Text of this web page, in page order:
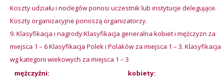
Koszty udziału i noclegów ponosi uczestnik lub instytucje delegujące.
Koszty organizacyjne ponoszą organizatorzy.
Klasyfikacja i nagrody:Klasyfikacja generalna kobiet i mężczyzn za
miejsca 1 – 6 Klasyfikacja Polek i Polaków za miejsca 1 – 3. Klasyfikacja
wg kategorii wiekowych za miejsca 1 – 3
mężczyźni:
kobiety: